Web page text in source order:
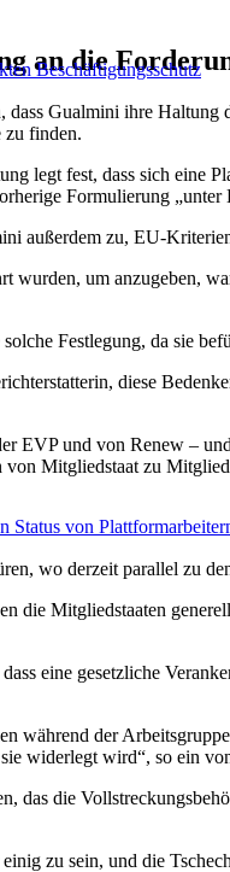
Beschäftigungsschutz
an die
Gualmini ihre
zu finden.
legt fest, dass sich eine
Formulierung „unter
außerdem zu, EU-
wurden, um anzugeben,
Festlegung, da sie
diese
EVP und von Renew –
Mitgliedstaat zu
Status von
wo derzeit parallel zu
die Mitgliedstaaten
eine gesetzliche
während der
widerlegt wird“, so ein
das die
zu sein, und die